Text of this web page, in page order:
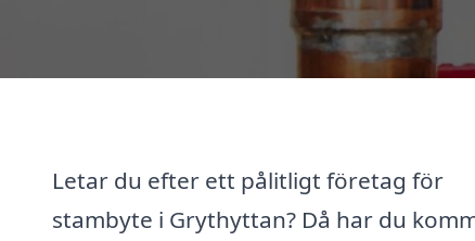
Letar du efter ett pålitligt företag för
stambyte i Grythyttan? Då har du